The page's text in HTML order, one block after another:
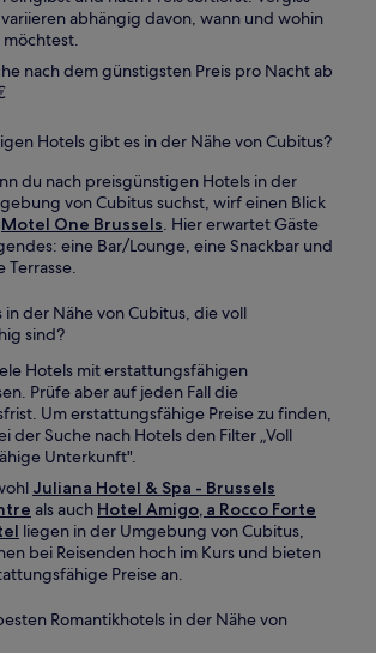
abhängig davon, wann und wohin
nach dem günstigsten Preis pro Nacht ab
Hotels gibt es in der Nähe von Cubitus?
du nach preisgünstigen Hotels in der
von Cubitus suchst, wirf einen Blick
Motel One Brussels. Hier erwartet Gäste
eine Bar/Lounge, eine Snackbar und
Terrasse.
in der Nähe von Cubitus, die voll
sind?
Hotels mit erstattungsfähigen
Prüfe aber auf jeden Fall die
Um erstattungsfähige Preise zu finden,
der Suche nach Hotels den Filter „Voll
Unterkunft".
Juliana Hotel & Spa - Brussels
als auch Hotel Amigo, a Rocco Forte
liegen in der Umgebung von Cubitus,
bei Reisenden hoch im Kurs und bieten
Preise an.
Romantikhotels in der Nähe von